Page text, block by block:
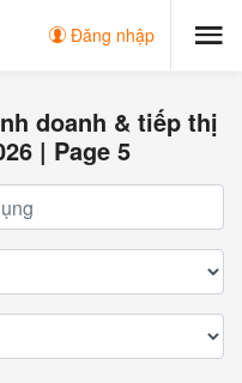
Đăng nhập
doanh & tiếp thị
| Page 5